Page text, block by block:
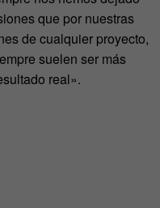
que por nuestras
de cualquier proyecto,
suelen ser más
real».